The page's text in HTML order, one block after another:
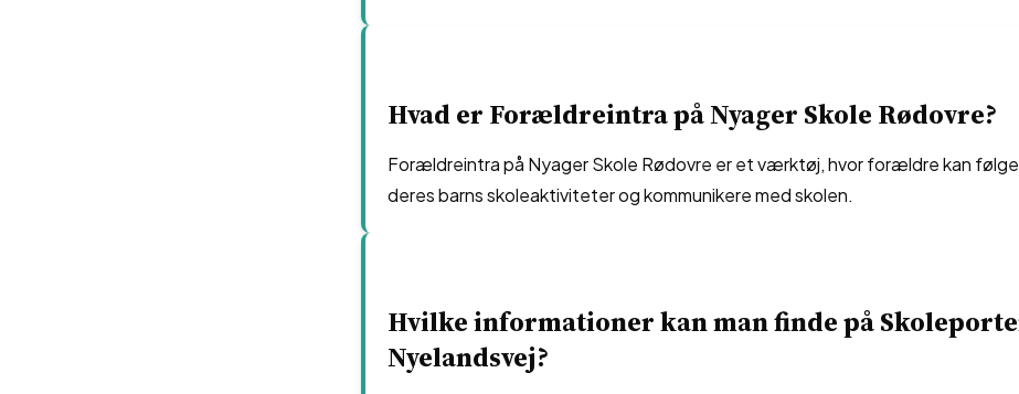
Hvad er Forældreintra på Nyager Skole Rødovre?
Forældreintra på Nyager Skole Rødovre er et værktøj, hvor forældre kan følge
deres barns skoleaktiviteter og kommunikere med skolen.
Hvilke informationer kan man finde på
Nyelandsvej?